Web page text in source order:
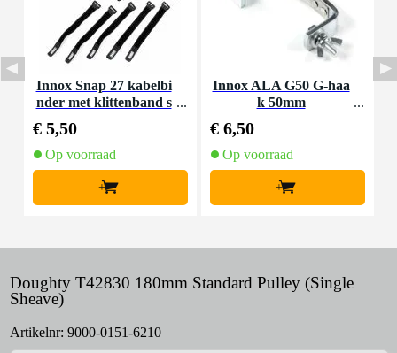
Innox Snap 27 kabelbi
nder met klittenband s
€ 5,50
Op voorraad
+
Innox ALA G50 G-haa
k 50mm
€ 6,50
Op voorraad
+
Doughty T42830 180mm Standard Pulley (Single
Sheave)
Artikelnr: 9000-0151-6210